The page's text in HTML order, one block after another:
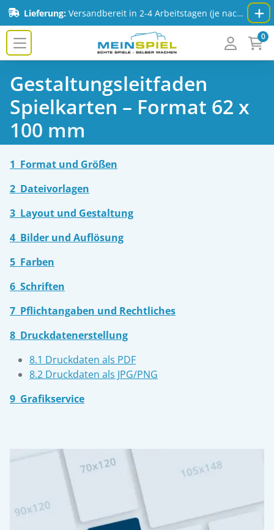
Zum Inhalt springen
Lieferung:Versandbereit in 2-4 Arbeitstagen (je nach Spiel & Auflage) - Mehr Infos:
MeinSpiel.de 0
Zum Inhaltsverzeichnis
Zurück zur Format-
Übersicht
Gestaltungsleitfaden
Spielkarten – Format 62 x
100 mm
1 Format und Größen
2 Dateivorlagen
3 Layout und Gestaltung
4 Bilder und Auflösung
5 Farben
6 Schriften
7 Pflichtangaben und Rechtliches
8 Druckdatenerstellung
8.1 Druckdaten als PDF
8.2 Druckdaten als JPG/PNG
9 Grafikservice